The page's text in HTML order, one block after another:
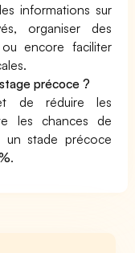
informations sur
organiser des
encore faciliter
précoce ?
de réduire les
les chances de
un stade précoce
.